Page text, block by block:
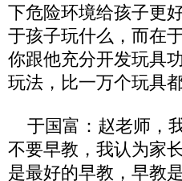
下危险环境给孩子更
于孩子玩什么，而在
你跟他充分开发玩具
玩法，比一万个玩具都
于国富：赵老师，
不要早教，我认为家
是最好的早教，早教